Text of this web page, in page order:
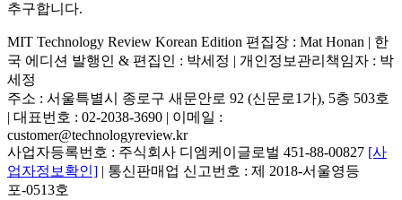
추구합니다.
MIT Technology Review Korean Edition 편집장 : Mat Honan | 한
국 에디션 발행인 & 편집인 : 박세정 | 개인정보관리책임자 : 박
세정
주소 : 서울특별시 종로구 새문안로 92 (신문로1가), 5층 503호
| 대표번호 : 02-2038-3690 | 이메일 :
customer@technologyreview.kr
사업자등록번호 : 주식회사 디엠케이글로벌 451-88-00827 [사
업자정보확인] | 통신판매업 신고번호 : 제 2018-서울영등
포-0513호